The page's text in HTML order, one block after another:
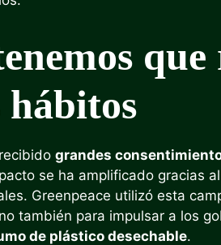
hábitos
grandes
se ha amplificado gracias
Greenpeace utilizó esta
también para impulsar a los
de plástico desechable.